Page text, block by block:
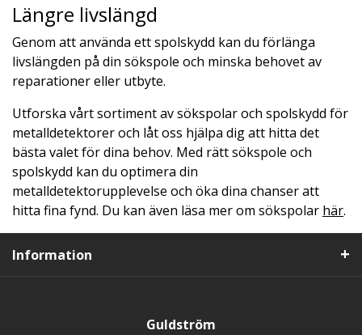
Längre livslängd
Genom att använda ett spolskydd kan du förlänga
livslängden på din sökspole och minska behovet av
reparationer eller utbyte.
Utforska vårt sortiment av sökspolar och spolskydd för
metalldetektorer och låt oss hjälpa dig att hitta det
bästa valet för dina behov. Med rätt sökspole och
spolskydd kan du optimera din
metalldetektorupplevelse och öka dina chanser att
hitta fina fynd. Du kan även läsa mer om sökspolar här.
Information
Guldström